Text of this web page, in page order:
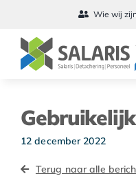
inhoud
Wie wij
12 december 2022
Terug naar alle